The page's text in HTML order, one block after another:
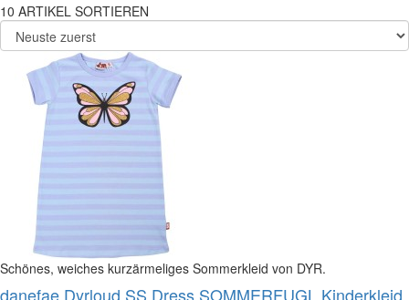
10 ARTIKEL SORTIEREN
Schönes, weiches kurzärmeliges Sommerkleid von DYR.
danefae Dyrloud SS Dress SOMMERFUGL Kinderkleid